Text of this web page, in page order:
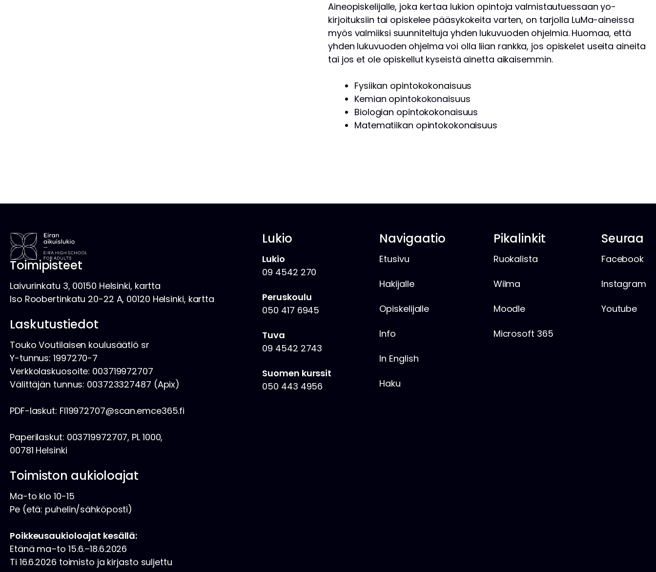
Aineopiskelijalle, joka kertaa lukion opintoja valmistautuessaan yo-
kirjoituksiin tai opiskelee pääsykokeita varten, on tarjolla LuMa-aineissa
myös valmiiksi suunniteltuja yhden lukuvuoden ohjelmia. Huomaa, että
yhden lukuvuoden ohjelma voi olla liian rankka, jos opiskelet useita aineita
tai jos et ole opiskellut kyseistä ainetta aikaisemmin.
Fysiikan opintokokonaisuus
Kemian opintokokonaisuus
Biologian opintokokonaisuus
Matematiikan opintokokonaisuus
Toimipisteet
Laivurinkatu 3, 00150 Helsinki, kartta
Iso Roobertinkatu 20-22 A, 00120 Helsinki, kartta
Laskutustiedot
Touko Voutilaisen koulusäätiö sr
Y-tunnus: 1997270-7
Verkkolaskuosoite: 003719972707
Välittäjän tunnus: 003723327487 (Apix)
PDF-laskut: FI19972707@scan.emce365.fi
Paperilaskut: 003719972707, PL 1000,
00781 Helsinki
Toimiston aukioloajat
Ma-to klo 10-15
Pe (etä: puhelin/sähköposti)
Poikkeusaukioloajat kesällä:
Etänä ma–to 15.6.–18.6.2026
Ti 16.6.2026 toimisto ja kirjasto suljettu
Lukio
Lukio
09 4542 270
Peruskoulu
050 417 6945
Tuva
09 4542 2743
Suomen kurssit
050 443 4956
Navigaatio
Etusivu
Hakijalle
Opiskelijalle
Info
In English
Haku
Pikalinkit
Ruokalista
Wilma
Moodle
Microsoft 365
Seuraa
Facebook
Instagram
Youtube